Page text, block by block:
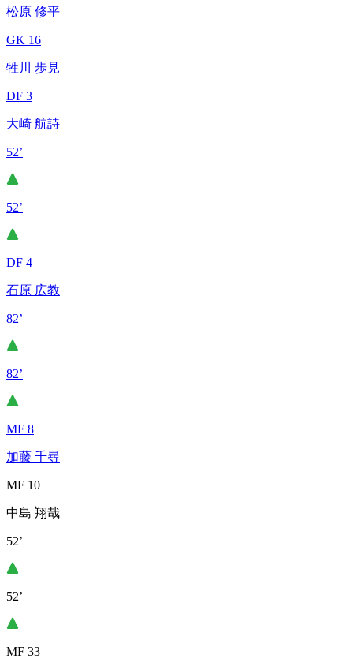
松原 修平
GK 16
牲川 歩見
DF 3
大崎 航詩
52’
52’
DF 4
石原 広教
82’
82’
MF 8
加藤 千尋
MF 10
中島 翔哉
52’
52’
MF 33